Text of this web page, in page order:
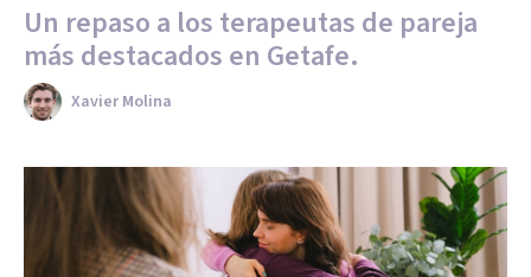
Un repaso a los terapeutas de pareja
más destacados en Getafe.
Xavier Molina